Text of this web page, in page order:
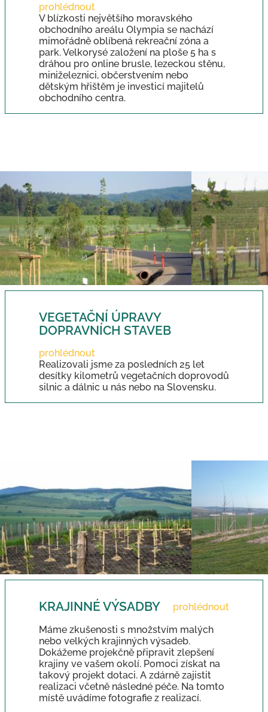
prohlédnout
V blízkosti největšího moravského
obchodního areálu Olympia se nachází
mimořádně oblíbená rekreační zóna a
park. Velkorysé založení na ploše 5 ha s
dráhou pro online brusle, lezeckou stěnu,
miniželeznici, občerstvením nebo
dětským hřištěm je investicí majitelů
obchodního centra.
VEGETAČNÍ ÚPRAVY
DOPRAVNÍCH STAVEB
prohlédnout
Realizovali jsme za posledních 25 let
desítky kilometrů vegetačních doprovodů
silnic a dálnic u nás nebo na Slovensku.
KRAJINNÉ VÝSADBY
prohlédnout
Máme zkušenosti s množstvím malých
nebo velkých krajinných výsadeb.
Dokážeme projekčně připravit zlepšení
krajiny ve vašem okolí. Pomoci získat na
takový projekt dotaci. A zdárně zajistit
realizaci včetně následné péče. Na tomto
místě uvádíme fotografie z realizací.